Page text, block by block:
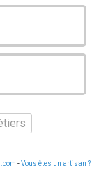
-Vous êtes un artisan ?